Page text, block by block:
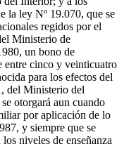
la ley Nº 19.070, que se
regidos por el
Ministerio de
un bono de
entre cinco y veinticuatro
para los efectos del
del Ministerio del
otorgará aun cuando
por aplicación de lo
y siempre que se
niveles de enseñanza